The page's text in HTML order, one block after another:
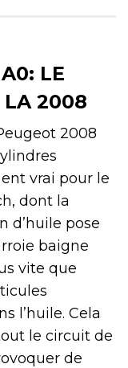
LE
LA 2008
2008
vrai pour le
dont la
d’huile pose
baigne
vite que
l’huile. Cela
le circuit de
de